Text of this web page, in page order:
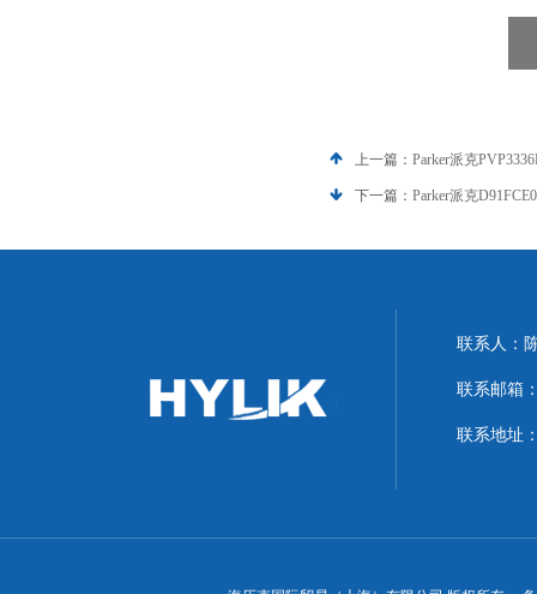
上一篇： Parker派克
下一篇： Parker派克
联系人：
联系邮箱
联系地址